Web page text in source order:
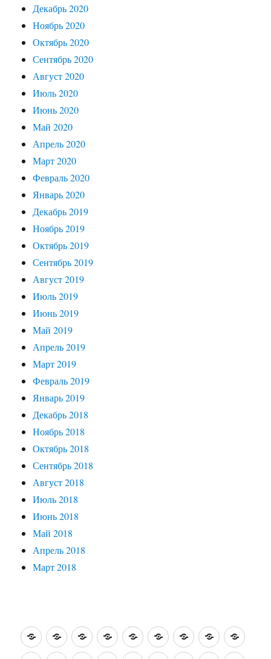
Декабрь 2020
Ноябрь 2020
Октябрь 2020
Сентябрь 2020
Август 2020
Июль 2020
Июнь 2020
Май 2020
Апрель 2020
Март 2020
Февраль 2020
Январь 2020
Декабрь 2019
Ноябрь 2019
Октябрь 2019
Сентябрь 2019
Август 2019
Июль 2019
Июнь 2019
Май 2019
Апрель 2019
Март 2019
Февраль 2019
Январь 2019
Декабрь 2018
Ноябрь 2018
Октябрь 2018
Сентябрь 2018
Август 2018
Июль 2018
Июнь 2018
Май 2018
Апрель 2018
Март 2018
О
себе…
Житейские
истории
Интересные
встречи
Путешествия
по
Святые
места
Зарубежные
заметки
Кино,
театр…
На
книжной